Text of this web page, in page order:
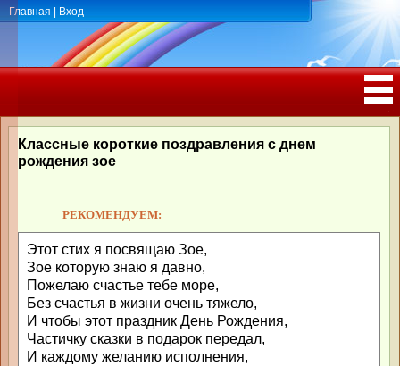
Главная Вход
РОЖДЕНИЯ, ЮБИЛЕЕМ
Классные короткие поздравления с днем
рождения зое
РЕКОМЕНДУЕМ:
Этот стих я посвящаю Зое,
Зое которую знаю я давно,
Пожелаю счастье тебе море,
Без счастья в жизни очень тяжело,
И чтобы этот праздник День Рождения,
Частичку сказки в подарок передал,
И каждому желанию исполнения,